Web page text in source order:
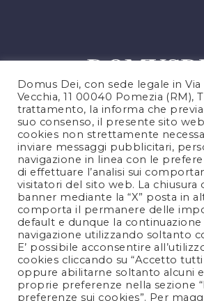
PRIVACY POLICY
COOKIES POLICY
NOTE LEGALI
CONTATTACI
FOLLOW US
Domus Dei, con sede legale in
Vecchia, 11 00040 Pomezia (RM),
trattamento, la informa che
suo consenso, il presente sito
cookies non strettamente
inviare messaggi pubblicitari,
navigazione in linea con le
di effettuare l’analisi sui
visitatori del sito web. La chiusura
banner mediante la “X” posta in
comporta il permanere delle
default e dunque la continuazione
navigazione utilizzando soltanto
E’ possibile acconsentire
cookies cliccando su “Accetto tutti
oppure abilitarne soltanto alcuni
proprie preferenze nella sezione
preferenze sui cookies”. Per